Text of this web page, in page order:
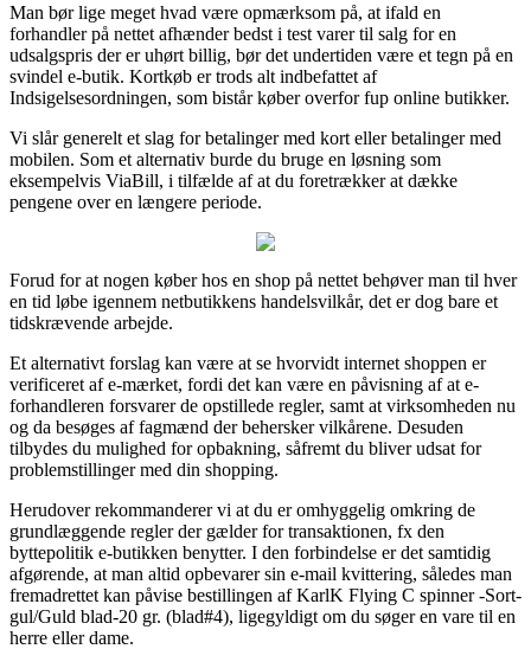
Man bør lige meget hvad være opmærksom på, at ifald en
forhandler på nettet afhænder bedst i test varer til salg for en
udsalgspris der er uhørt billig, bør det undertiden være et tegn på en
svindel e-butik. Kortkøb er trods alt indbefattet af
Indsigelsesordningen, som bistår køber overfor fup online butikker.
Vi slår generelt et slag for betalinger med kort eller betalinger med
mobilen. Som et alternativ burde du bruge en løsning som
eksempelvis ViaBill, i tilfælde af at du foretrækker at dække
pengene over en længere periode.
Forud for at nogen køber hos en shop på nettet behøver man til hver
en tid løbe igennem netbutikkens handelsvilkår, det er dog bare et
tidskrævende arbejde.
Et alternativt forslag kan være at se hvorvidt internet shoppen er
verificeret af e-mærket, fordi det kan være en påvisning af at e-
forhandleren forsvarer de opstillede regler, samt at virksomheden nu
og da besøges af fagmænd der behersker vilkårene. Desuden
tilbydes du mulighed for opbakning, såfremt du bliver udsat for
problemstillinger med din shopping.
Herudover rekommanderer vi at du er omhyggelig omkring de
grundlæggende regler der gælder for transaktionen, fx den
byttepolitik e-butikken benytter. I den forbindelse er det samtidig
afgørende, at man altid opbevarer sin e-mail kvittering, således man
fremadrettet kan påvise bestillingen af KarlK Flying C spinner -Sort-
gul/Guld blad-20 gr. (blad#4), ligegyldigt om du søger en vare til en
herre eller dame.